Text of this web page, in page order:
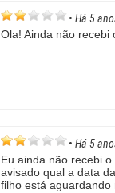
• Há 5
Ola! Ainda não recebi
• Há 5
Eu ainda não recebi
avisado qual a data
filho está aguardando